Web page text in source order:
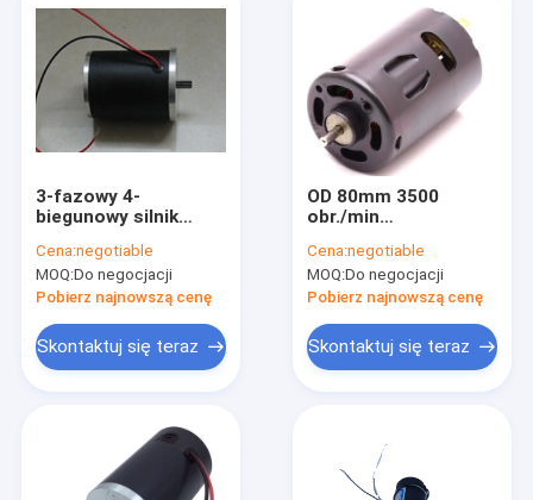
3-fazowy 4-
biegunowy silnik
Prędkość 5100
obr./min 60 MM do
ekspresu do kawy
Cena:negotiable
MOQ:Do negocjacji
Pobierz najnowszą cenę
Skontaktuj się teraz
OD 80mm 3500
obr./min
prądu stałego 800W
12V szybki silnik z
magnesami trwałymi
Cena:negotiable
MOQ:Do negocjacji
Pobierz najnowszą cenę
Skontaktuj się teraz